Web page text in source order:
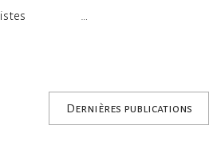
…
Dernières publications